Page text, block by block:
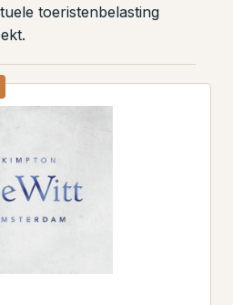
toeristenbelasting